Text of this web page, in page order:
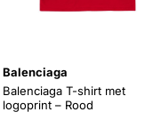
Balenciaga
Balenciaga T-shirt met
logoprint – Rood